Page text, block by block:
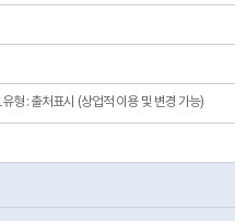
형 : 출처표시 (상업적 이용 및 변경 가능)